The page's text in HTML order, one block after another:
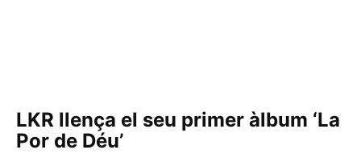
LKR llença el seu primer àlbum ‘La
Por de Déu’